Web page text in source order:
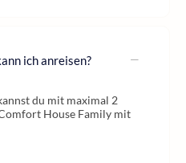
ich anreisen?
du mit maximal 2
House Family mit